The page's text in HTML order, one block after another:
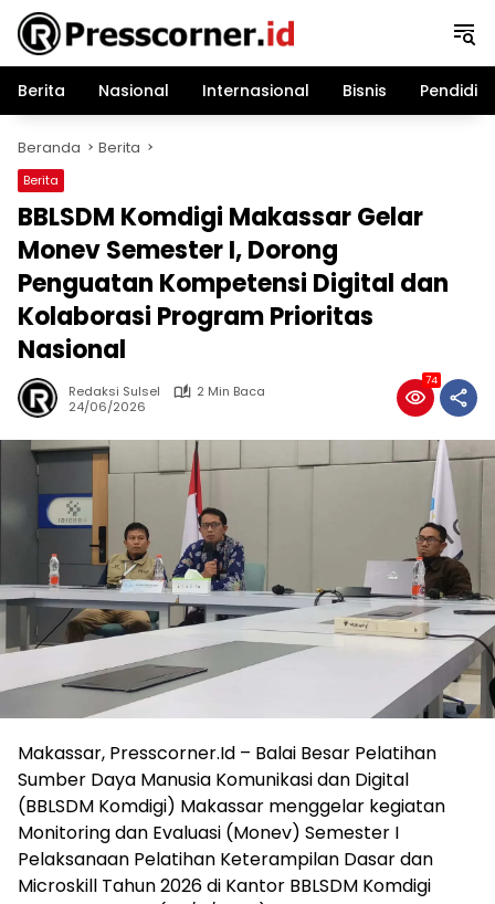
Langsung
konten
Berita
Nasional Internasional Bisnis
Beranda Berita
Berita
BBLSDM Komdigi Makassar Gelar
Monev Semester I, Dorong
Penguatan Kompetensi Digital dan
Kolaborasi Program Prioritas
Nasional
Redaksi Sulsel
2 Min Baca
24/06/2026
74
Makassar, Presscorner.Id – Balai Besar Pelatihan
Sumber Daya Manusia Komunikasi dan Digital
(BBLSDM Komdigi) Makassar menggelar kegiatan
Monitoring dan Evaluasi (Monev) Semester I
Pelaksanaan Pelatihan Keterampilan Dasar dan
Microskill Tahun 2026 di Kantor BBLSDM Komdigi